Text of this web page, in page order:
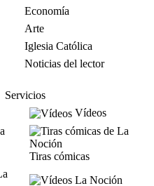
Economía
Arte
Iglesia Católica
Noticias del lector
Servicios
Vídeos
Tiras cómicas